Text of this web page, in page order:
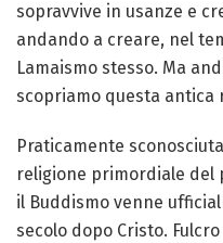
sopravvive in usanze e
andando a creare, nel
Lamaismo stesso. Ma
scopriamo questa antica
Praticamente
religione primordiale del
il Buddismo venne
secolo dopo Cristo.